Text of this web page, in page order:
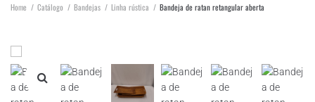
Home / Catálogo / Bandejas / Linha rústica / Bandeja de ratan retangular aberta